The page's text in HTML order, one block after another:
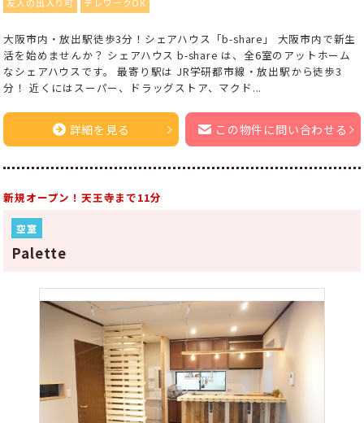
大阪市内・放出駅徒歩3分！シェアハウス「b-share」 大阪市内で新生
活を始めませんか？ シェアハウス b-share は、全6室のアットホーム
なシェアハウスです。 最寄り駅は JR学研都市線・放出駅から徒歩3
分！ 近くにはスーパー、ドラッグストア、マクド...
詳細を見る この物件に問い合わせる
新規オープン！天王寺まで11分
空室
Palette